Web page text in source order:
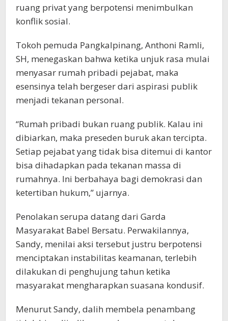
ruang privat yang berpotensi menimbulkan
konflik sosial.
Tokoh pemuda Pangkalpinang, Anthoni Ramli,
SH, menegaskan bahwa ketika unjuk rasa mulai
menyasar rumah pribadi pejabat, maka
esensinya telah bergeser dari aspirasi publik
menjadi tekanan personal.
“Rumah pribadi bukan ruang publik. Kalau ini
dibiarkan, maka preseden buruk akan tercipta.
Setiap pejabat yang tidak bisa ditemui di kantor
bisa dihadapkan pada tekanan massa di
rumahnya. Ini berbahaya bagi demokrasi dan
ketertiban hukum,” ujarnya.
Penolakan serupa datang dari Garda
Masyarakat Babel Bersatu. Perwakilannya,
Sandy, menilai aksi tersebut justru berpotensi
menciptakan instabilitas keamanan, terlebih
dilakukan di penghujung tahun ketika
masyarakat mengharapkan suasana kondusif.
Menurut Sandy, dalih membela penambang